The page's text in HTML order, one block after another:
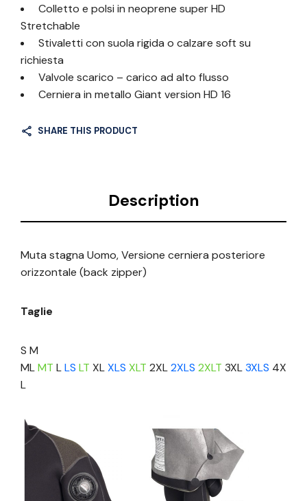
Colletto e polsi in neoprene super HD
Stretchable
Stivaletti con suola rigida o calzare soft su
richiesta
Valvole scarico – carico ad alto flusso
Cerniera in metallo Giant version HD 16
SHARE THIS PRODUCT
Description
Muta stagna Uomo, Versione cerniera posteriore
orizzontale (back zipper)
Taglie
S M
MLMT LLS LT XLXLS XLT 2XL2XLS 2XLT 3XL3XLS 4X
L